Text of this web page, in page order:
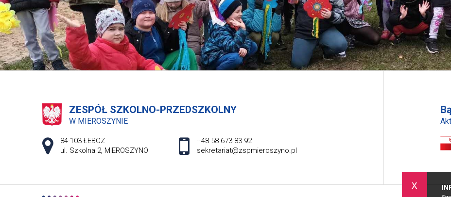
x
ZESPÓŁ SZKOLNO-PRZEDSZKOLNY
W MIEROSZYNIE
Adres pocztowy:
84-103 ŁEBCZ
ul. Szkolna 2, MIEROSZYNO
+48 58 673 83 92
sekretariat@zspmieroszyno.pl